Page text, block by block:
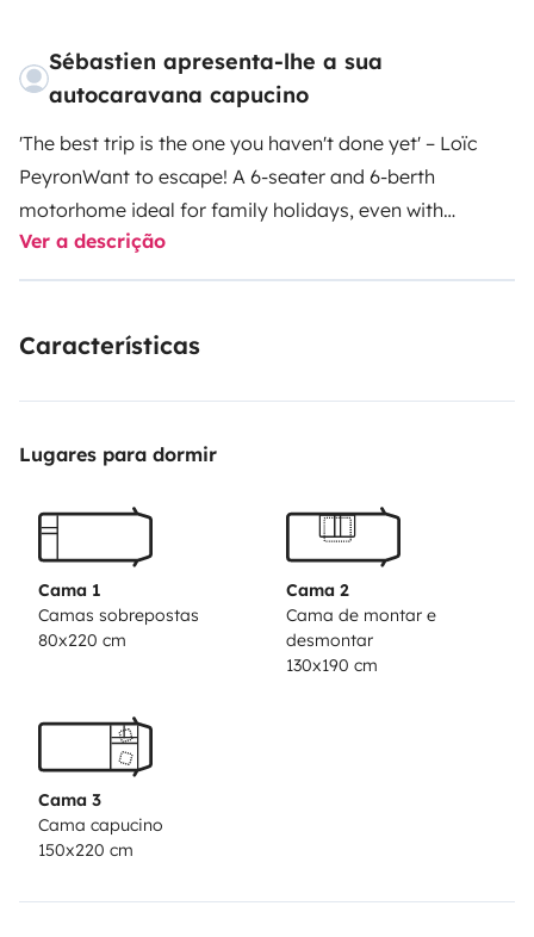
Sébastien apresenta-lhe a sua
autocaravana capucino
'The best trip is the one you haven't done yet' – Loïc
PeyronWant to escape! A 6-seater and 6-berth
motorhome ideal for family holidays, even with
friends.Great driving comfort while being spacious and
well laid out inside and out.Go on an adventure with all
but with 4 wheels to travel to the sea, mountains or
engine
- Double bed in the overcab
Fridge and freezer
- 3 fires 🔥 gas- Carries 4 bikes 🚲
Shower and toilet as well as washbasin…
chairs- Mosquito nets at each opening
Remarks:The campervan is not provided with bed linen
(fitted/flat sheets) and bath linen (towels). Please note
that the beds have atypical dimensions.
campervan is provided with pillows (with protection)
and mattresses with mattress covers.
PS:35 euros for bed linen.
linen.35 euros cleaning fee if the vehicle is not returned
Ver a descrição
Características
Lugares para dormir
Cama 1
Camas sobrepostas
80x220 cm
Cama 2
Cama de montar e
desmontar
130x190 cm
Cama 3
Cama capucino
150x220 cm